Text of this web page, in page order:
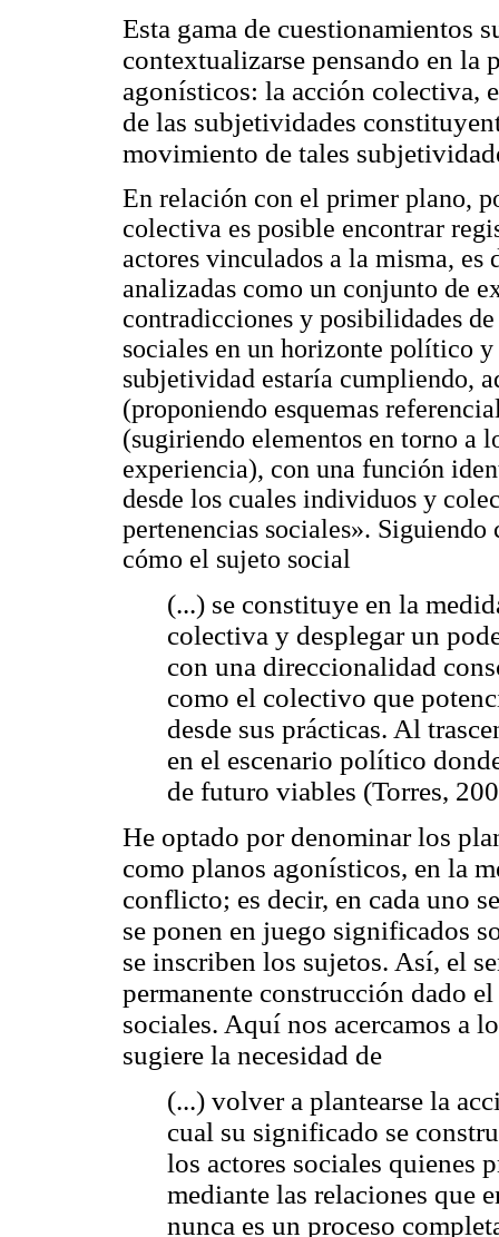
Esta gama de cuestionamientos
contextualizarse pensando en la
agonísticos: la acción colectiva,
de las subjetividades
movimiento de tales
En relación con el primer plano,
colectiva es posible encontrar
actores vinculados a la misma, es
analizadas como un conjunto de
contradicciones y posibilidades
sociales en un horizonte político
subjetividad estaría cumpliendo,
(proponiendo esquemas
(sugiriendo elementos en torno a
experiencia), con una función
desde los cuales individuos y
pertenencias sociales». Siguiendo
cómo el sujeto social
(...) se constituye en la
colectiva y desplegar un
con una direccionalidad
como el colectivo que
desde sus prácticas. Al
en el escenario político
de futuro viables (Torres,
He optado por denominar los
como planos agonísticos, en la
conflicto; es decir, en cada uno
se ponen en juego significados
se inscriben los sujetos. Así, el
permanente construcción dado
sociales. Aquí nos acercamos a
sugiere la necesidad de
(...) volver a plantearse la
cual su significado se
los actores sociales quienes
mediante las relaciones que
nunca es un proceso